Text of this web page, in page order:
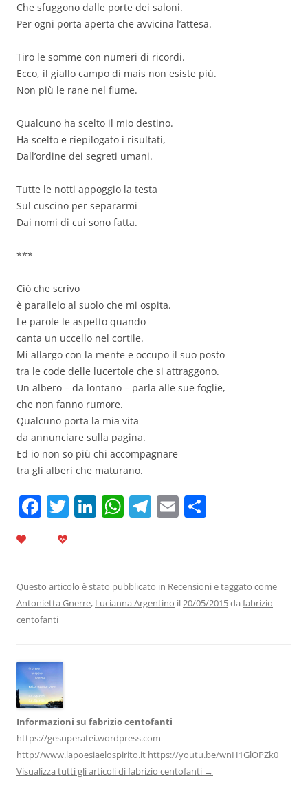
Che sfuggono dalle porte dei saloni.
Per ogni porta aperta che avvicina l’attesa.
Tiro le somme con numeri di ricordi.
Ecco, il giallo campo di mais non esiste più.
Non più le rane nel fiume.
Qualcuno ha scelto il mio destino.
Ha scelto e riepilogato i risultati,
Dall’ordine dei segreti umani.
Tutte le notti appoggio la testa
Sul cuscino per separarmi
Dai nomi di cui sono fatta.
***
Ciò che scrivo
è parallelo al suolo che mi ospita.
Le parole le aspetto quando
canta un uccello nel cortile.
Mi allargo con la mente e occupo il suo posto
tra le code delle lucertole che si attraggono.
Un albero – da lontano – parla alle sue foglie,
che non fanno rumore.
Qualcuno porta la mia vita
da annunciare sulla pagina.
Ed io non so più chi accompagnare
tra gli alberi che maturano.
F
b
o
k
T Li
dI
n
W
A
p
T
a
m
E
vi
di
Questo articolo è stato pubblicato in Recensionie taggato come
Antonietta Gnerre, Lucianna Argentino il20/05/2015da fabrizio
centofanti
Informazioni su fabrizio centofanti
https://gesuperatei.wordpress.com
http://www.lapoesiaelospirito.it https://youtu.be/wnH1GlOPZk0
Visualizza tutti gli articoli di fabrizio centofanti →